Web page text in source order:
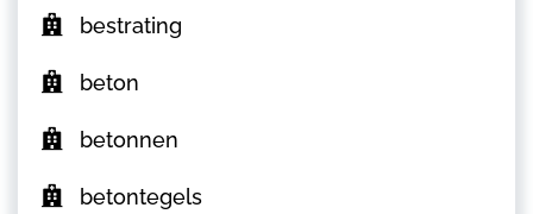
bestrating
beton
betonnen
betontegels